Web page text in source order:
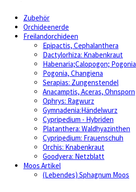
Zubehör
Orchideenerde
Freilandorchideen
Epipactis, Cephalanthera
Dactylorhiza: Knabenkraut
Habenaria;Calopogon; Pogonia
Pogonia, Changiena
Serapias: Zungenstendel
Anacamptis, Aceras, Ohnsporn
Ophrys: Ragwurz
Gymnadenia:Händelwurz
Cypripedium - Hybriden
Platanthera: Waldhyazinthen
Cypripedium: Frauenschuh
Orchis: Knabenkraut
Goodyera: Netzblatt
Moos Artikel
(Lebendes) Sphagnum Moos